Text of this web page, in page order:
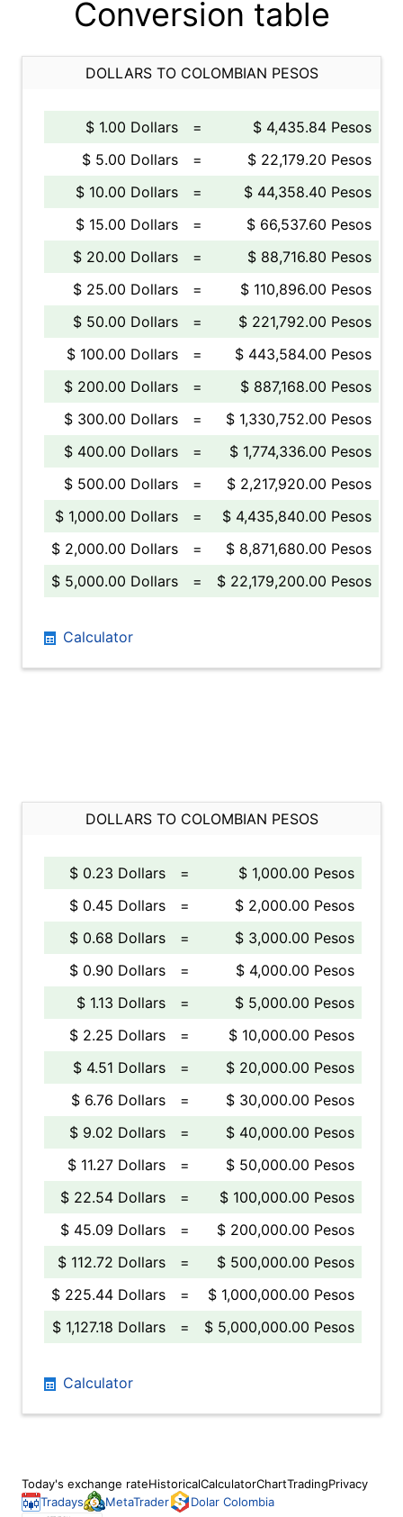
Conversion table
DOLLARS TO COLOMBIAN PESOS
$ 1.00 Dollars =
$ 4,435.84 Pesos
$ 5.00 Dollars
=
$ 22,179.20 Pesos
$ 10.00 Dollars
=
$ 44,358.40 Pesos
$ 15.00 Dollars
=
$ 66,537.60 Pesos
$ 20.00 Dollars
=
$ 88,716.80 Pesos
$ 25.00 Dollars
=
$ 110,896.00 Pesos
$ 50.00 Dollars
=
$ 221,792.00 Pesos
$ 100.00 Dollars
=
$ 443,584.00 Pesos
$ 200.00 Dollars
=
$ 887,168.00 Pesos
$ 300.00 Dollars
=
$ 1,330,752.00 Pesos
$ 400.00 Dollars
=
$ 1,774,336.00 Pesos
$ 500.00 Dollars
=
$ 2,217,920.00 Pesos
$ 1,000.00 Dollars
=
$ 4,435,840.00 Pesos
$ 2,000.00 Dollars
=
$ 8,871,680.00 Pesos
$ 5,000.00 Dollars
= $ 22,179,200.00 Pesos
Calculator
DOLLARS TO COLOMBIAN PESOS
$ 0.23 Dollars =
$ 1,000.00 Pesos
$ 0.45 Dollars
=
$ 2,000.00 Pesos
$ 0.68 Dollars
=
$ 3,000.00 Pesos
$ 0.90 Dollars
=
$ 4,000.00 Pesos
$ 1.13 Dollars
=
$ 5,000.00 Pesos
$ 2.25 Dollars
=
$ 10,000.00 Pesos
$ 4.51 Dollars
=
$ 20,000.00 Pesos
$ 6.76 Dollars
=
$ 30,000.00 Pesos
$ 9.02 Dollars
=
$ 40,000.00 Pesos
$ 11.27 Dollars
=
$ 50,000.00 Pesos
$ 22.54 Dollars
=
$ 100,000.00 Pesos
$ 45.09 Dollars
=
$ 200,000.00 Pesos
$ 112.72 Dollars
=
$ 500,000.00 Pesos
$ 225.44 Dollars
=
$ 1,000,000.00 Pesos
$ 1,127.18 Dollars
= $ 5,000,000.00 Pesos
Calculator
Today's exchange rateHistoricalCalculatorChartTradingPrivacy
Tradays
MetaTrader Dolar Colombia